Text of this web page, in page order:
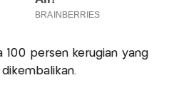
100 persen kerugian yang